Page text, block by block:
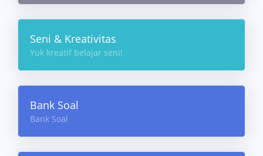
Seni & Kreativitas
Yuk kreatif belajar seni!
Bank Soal
Bank Soal